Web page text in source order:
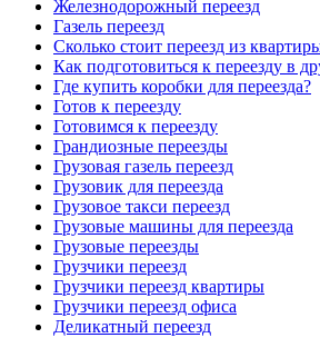
Железнодорожный переезд
Газель переезд
Сколько стоит переезд из
Как подготовиться к переезду в
Где купить коробки для переезда?
Готов к переезду
Готовимся к переезду
Грандиозные переезды
Грузовая газель переезд
Грузовик для переезда
Грузовое такси переезд
Грузовые машины для переезда
Грузовые переезды
Грузчики переезд
Грузчики переезд квартиры
Грузчики переезд офиса
Деликатный переезд